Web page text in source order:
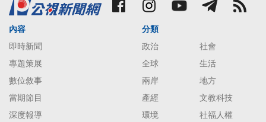
內容
即時新聞
專題策展
數位敘事
當期節目
深度報導
分類
政治
社會
全球
生活
兩岸
地方
產經
文教科技
環境
社福人權